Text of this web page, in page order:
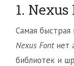
1. Nexus
Самая
Nexus Fontнет
библиотек и